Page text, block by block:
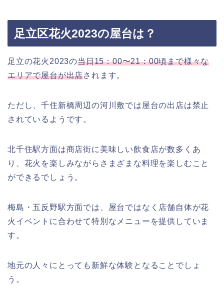
足立区花火2023の屋台は？
足立の花火2023の当日15：00〜21：00頃まで様々な
エリアで屋台が出店されます。
ただし、千住新橋周辺の河川敷では屋台の出店は禁止
されているようです。
北千住駅方面は商店街に美味しい飲食店が数多くあ
り、花火を楽しみながらさまざまな料理を楽しむこと
ができるでしょう。
梅島・五反野駅方面では、屋台ではなく店舗自体が花
火イベントに合わせて特別なメニューを提供していま
す。
地元の人々にとっても新鮮な体験となることでしょ
う。